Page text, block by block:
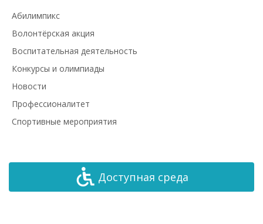
Абилимпикс
Волонтёрская акция
Воспитательная деятельность
Конкурсы и олимпиады
Новости
Профессионалитет
Спортивные мероприятия
Доступная среда